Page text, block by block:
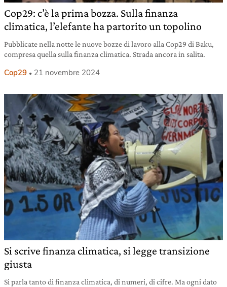
Cop29: c’è la prima bozza. Sulla finanza
climatica, l’elefante ha partorito un topolino
Pubblicate nella notte le nuove bozze di lavoro alla Cop29 di Baku,
compresa quella sulla finanza climatica. Strada ancora in salita.
Cop29 21 novembre 2024
Si scrive finanza climatica, si legge transizione
giusta
Si parla tanto di finanza climatica, di numeri, di cifre. Ma ogni dato